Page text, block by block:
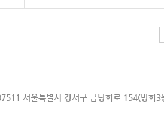
서울특별시 강서구 금낭화로 154(방화3